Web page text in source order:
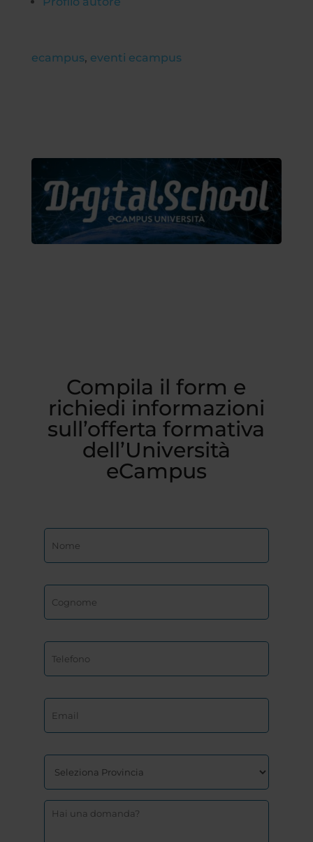
ecampus, eventi ecampus
Compila il form e
richiedi informazioni
sull’offerta formativa
dell’Università
eCampus